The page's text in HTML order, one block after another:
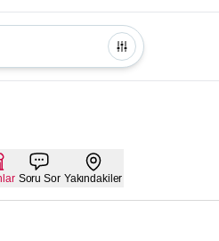
Soru Sor Yakındakiler